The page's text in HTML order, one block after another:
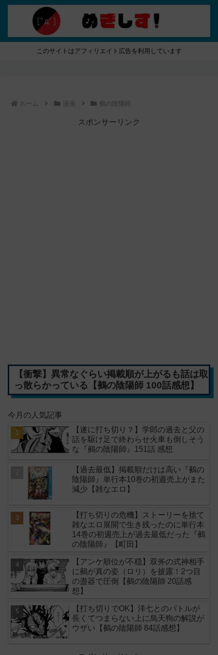
このサイトはアフィリエイト広告を利用しています
ホーム 漫画 鵺の陰陽師
スポンサーリンク
【衝撃】異常なぐらい掲載順が上がるも話は取
っ散らかっている【鵺の陰陽師 100話感想】
今月の人気記事
【遂に打ち切り？】学郎の過去と父の
話を駆け足で終わらせ火車も倒しそう
な『鵺の陰陽師』151話 感想
【過去最低】掲載順だけは高い『鵺の
陰陽師』単行本10巻の初週売上がまた
減少【雑なエロ】
【打ち切りの危機】ストーリーを捨て
雑なエロ展開で生き残ったのに単行本
14巻の初週売上が過去最低だった『鵺
の陰陽師』【町田】
【アンケ順位が不穏】双斧の式神相手
に鵺が真の姿（ロリ）を披露！2つ目
の盡器で圧倒【鵺の陰陽師 20話感
想】
【打ち切りでOK】洋七とのバトルが
長くてつまらない上に烏天狗の解説が
ウザい【鵺の陰陽師 84話感想】